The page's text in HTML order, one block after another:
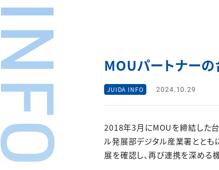
MOUパートナー
JUIDA INFO 2024.10.29
2018年3月にMOUを締結した台
ル発展部デジタル産業署ととも
展を確認し、再び連携を深める